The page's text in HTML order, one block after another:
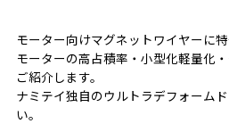
モーター向けマグネットワイヤーに特
モーターの高占積率・小型化軽量化
ご紹介します。
ナミテイ独自のウルトラデフォーム
い。